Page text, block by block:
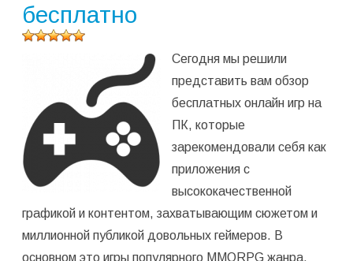
бесплатно
среднее:
5,00
из 5)
Сегодня мы решили
представить вам обзор
бесплатных онлайн игр на
ПК, которые
зарекомендовали себя как
приложения с
высококачественной
графикой и контентом, захватывающим сюжетом и
миллионной публикой довольных геймеров. В
основном это игры популярного MMORPG жанра,